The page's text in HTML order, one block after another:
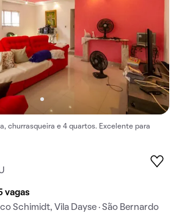
churrasqueira e 4 quartos. Excelente para
vagas
Schimidt, Vila Dayse · São Bernardo